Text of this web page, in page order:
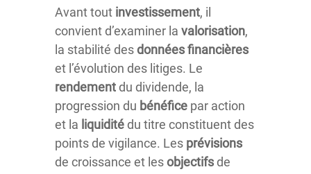
Avant tout investissement, il
convient d’examiner la valorisation,
la stabilité desdonnées financières
et l’évolution des litiges. Le
rendement du dividende, la
progression du bénéfice par action
et la liquidité du titre constituent des
points de vigilance. Les prévisions
de croissance et lesobjectifs de